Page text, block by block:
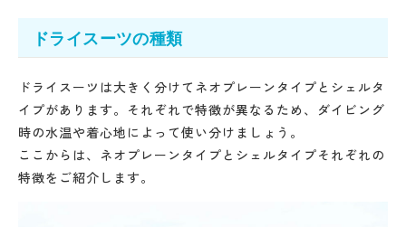
ドライスーツの種類
ドライスーツは大きく分けてネオプレーンタイプとシェルタ
イプがあります。それぞれで特徴が異なるため、ダイビング
時の水温や着心地によって使い分けましょう。
ここからは、ネオプレーンタイプとシェルタイプそれぞれの
特徴をご紹介します。